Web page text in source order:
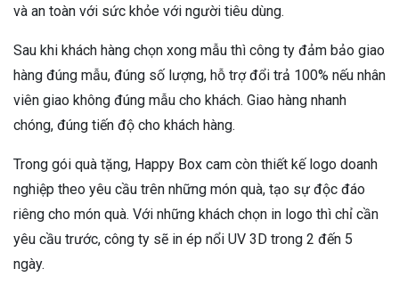
và an toàn với sức khỏe với người tiêu dùng.
Sau khi khách hàng chọn xong mẫu thì công ty đảm bảo giao
hàng đúng mẫu, đúng số lượng, hỗ trợ đổi trả 100% nếu nhân
viên giao không đúng mẫu cho khách. Giao hàng nhanh
chóng, đúng tiến độ cho khách hàng.
Trong gói quà tặng, Happy Box cam còn thiết kế logo doanh
nghiệp theo yêu cầu trên những món quà, tạo sự độc đáo
riêng cho món quà. Với những khách chọn in logo thì chỉ cần
yêu cầu trước, công ty sẽ in ép nổi UV 3D trong 2 đến 5
ngày.